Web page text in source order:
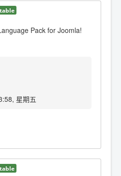
Pack for Joomla!
星期五